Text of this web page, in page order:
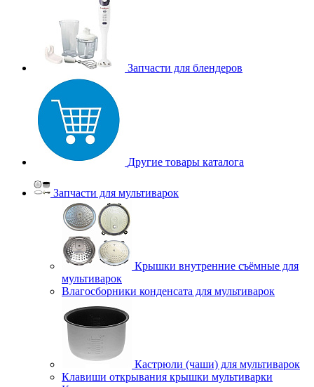
Запчасти для блендеров
Другие товары каталога
Запчасти для мультиварок
Крышки внутренние съёмные для
мультиварок
Влагосборники конденсата для мультиварок
Кастрюли (чаши) для мультиварок
Клавиши открывания крышки мультиварки